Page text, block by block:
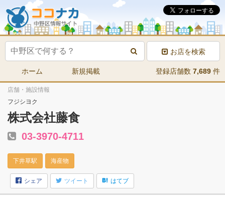
お店を検索
ホーム 新規掲載 登録店舗数 7,689 件
店舗・施設情報
フジシヨク
株式会社藤食
03-3970-4711
下井草駅 海産物
シェア ツイート はてブ